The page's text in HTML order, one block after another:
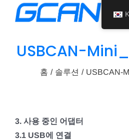
홈
회사 소개
USBCAN-
홈 솔루션 USBCAN-
3. 사용 중인 어댑터
3.1 USB에 연결